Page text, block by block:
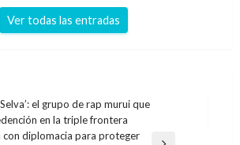
Ver todas las entradas
el grupo de rap murui que
en la triple frontera
con diplomacia para proteger